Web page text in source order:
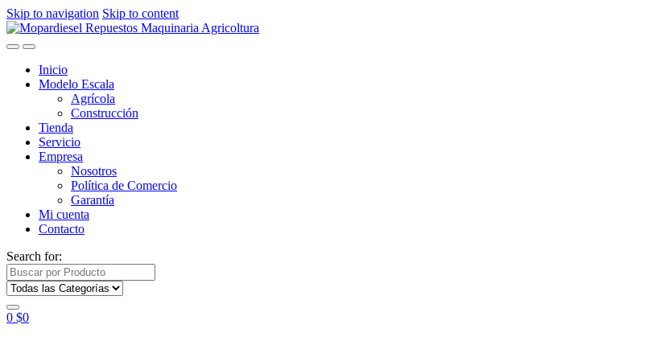
Skip to navigation Skip to content
Inicio
Modelo Escala
Agrícola
Construcción
Tienda
Servicio
Empresa
Nosotros
Política de Comercio
Garantía
Mi cuenta
Contacto
Search for:
0 $0